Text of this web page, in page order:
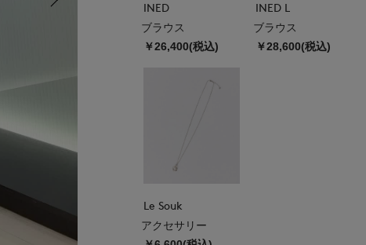
INED
ブラウス
￥26,400(税込)
INED L
ブラウス
￥28,600(税込)
Le Souk
アクセサリー